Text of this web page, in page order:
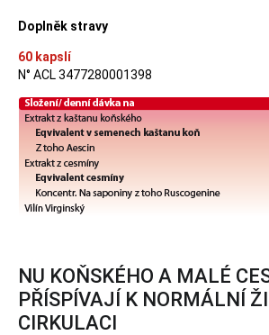
Doplněk stravy
60 kapslí
N° ACL 3477280001398
NU KOŇSKÉHO A MALÉ
PŘÍSPÍVAJÍ K NORMÁLNÍ
CIRKULACI